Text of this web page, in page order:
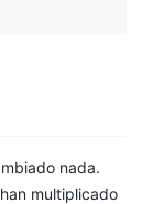
nada.
multiplicado